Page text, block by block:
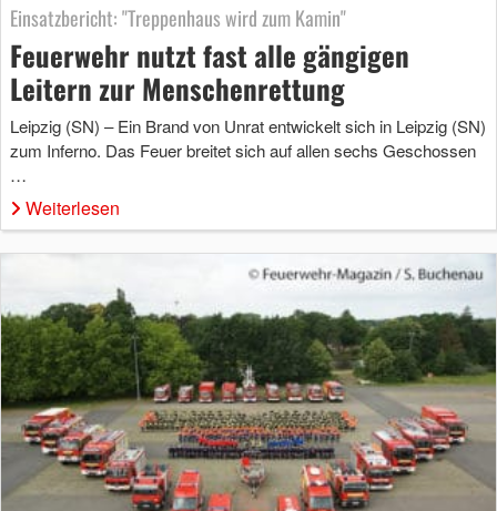
Einsatzbericht: "Treppenhaus wird zum Kamin"
Feuerwehr nutzt fast alle gängigen
Leitern zur Menschenrettung
Leipzig (SN) – Ein Brand von Unrat entwickelt sich in Leipzig (SN)
zum Inferno. Das Feuer breitet sich auf allen sechs Geschossen
…
Weiterlesen